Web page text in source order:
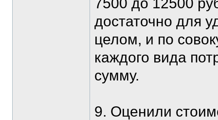
достаточно для
целом, и по
каждого вида
сумму.
9. Оценили